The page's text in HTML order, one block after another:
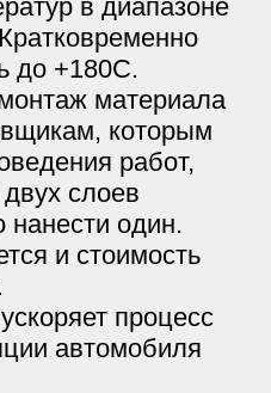
в диапазоне
до +180С.
материала
которым
работ,
слоев
нанести один.
и стоимость
процесс
автомобиля